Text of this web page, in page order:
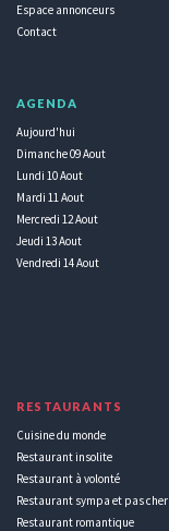
Espace annonceurs
Contact
AGENDA
Aujourd'hui
Dimanche 09 Aout
Lundi 10 Aout
Mardi 11 Aout
Mercredi 12 Aout
Jeudi 13 Aout
Vendredi 14 Aout
RESTAURANTS
Cuisine du monde
Restaurant insolite
Restaurant à volonté
Restaurant sympa et pas cher
Restaurant romantique